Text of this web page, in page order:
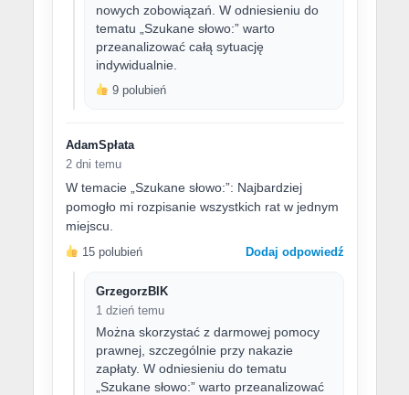
nowych zobowiązań. W odniesieniu do
tematu „Szukane słowo:” warto
przeanalizować całą sytuację
indywidualnie.
9 polubień
AdamSpłata
2 dni temu
W temacie „Szukane słowo:”: Najbardziej
pomogło mi rozpisanie wszystkich rat w jednym
miejscu.
15 polubień Dodaj odpowiedź
GrzegorzBIK
1 dzień temu
Można skorzystać z darmowej pomocy
prawnej, szczególnie przy nakazie
zapłaty. W odniesieniu do tematu
„Szukane słowo:” warto przeanalizować